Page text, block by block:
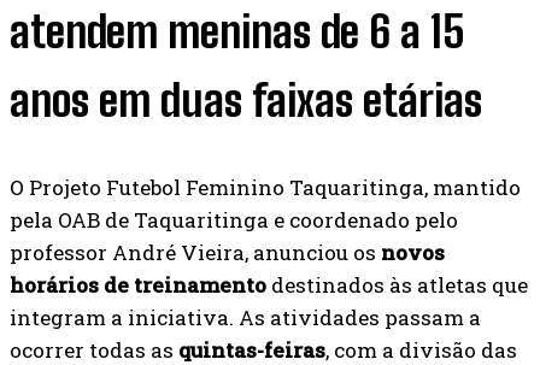
atendem meninas de 6 a 15
anos em duas faixas etárias
O Projeto Futebol Feminino Taquaritinga, mantido
pela OAB de Taquaritinga e coordenado pelo
professor André Vieira, anunciou os novos
horários de treinamento destinados às atletas que
integram a iniciativa. As atividades passam a
ocorrer todas as quintas-feiras, com a divisão das